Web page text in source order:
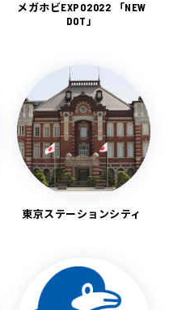
メガホビEXPO2022 「NEW
DOT」
東京ステーションシティ